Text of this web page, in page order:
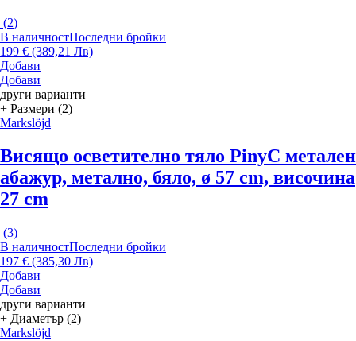
(2)
В наличностПоследни бройки
199 € (389,21 Лв)
Добави
Добави
други варианти
+ Размери (2)
Markslöjd
Висящо осветително тяло PinyС метален
абажур, метално, бяло, ø 57 cm, височина
27 cm
(3)
В наличностПоследни бройки
197 € (385,30 Лв)
Добави
Добави
други варианти
+ Диаметър (2)
Markslöjd